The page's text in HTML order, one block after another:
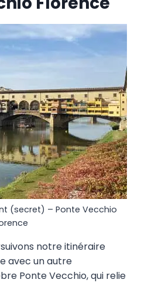
(secret) – Ponte Vecchio
notre itinéraire
avec un autre
Ponte Vecchio, qui relie